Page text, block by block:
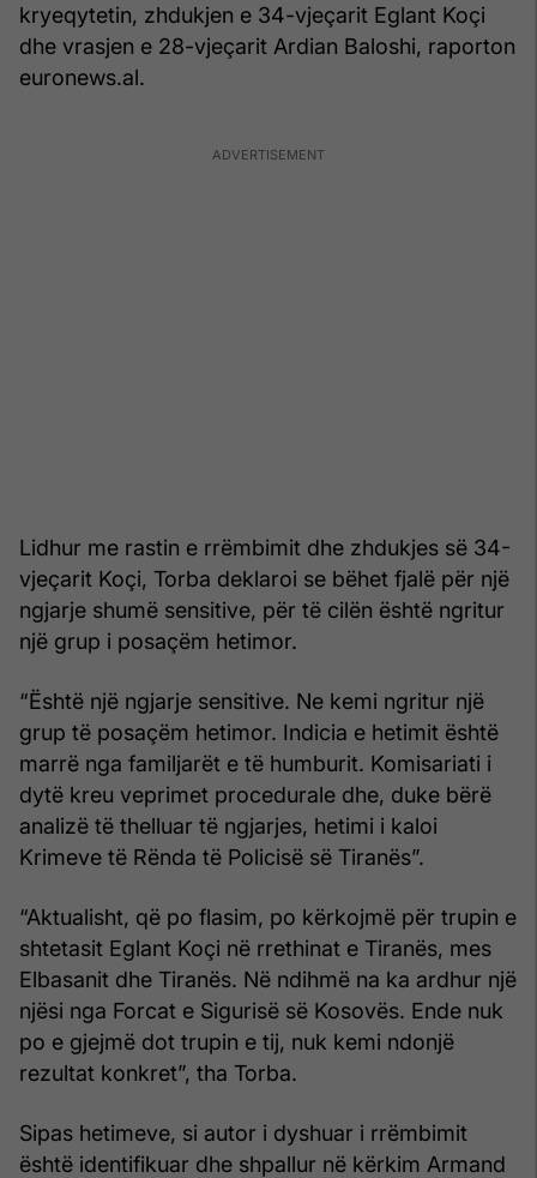
kryeqytetin, zhdukjen e 34-vjeçarit Eglant Koçi
dhe vrasjen e 28-vjeçarit Ardian Baloshi, raporton
euronews.al.
Lidhur me rastin e rrëmbimit dhe zhdukjes së 34-
vjeçarit Koçi, Torba deklaroi se bëhet fjalë për një
ngjarje shumë sensitive, për të cilën është ngritur
një grup i posaçëm hetimor.
“Është një ngjarje sensitive. Ne kemi ngritur një
grup të posaçëm hetimor. Indicia e hetimit është
marrë nga familjarët e të humburit. Komisariati i
dytë kreu veprimet procedurale dhe, duke bërë
analizë të thelluar të ngjarjes, hetimi i kaloi
Krimeve të Rënda të Policisë së Tiranës”.
“Aktualisht, që po flasim, po kërkojmë për trupin e
shtetasit Eglant Koçi në rrethinat e Tiranës, mes
Elbasanit dhe Tiranës. Në ndihmë na ka ardhur një
njësi nga Forcat e Sigurisë së Kosovës. Ende nuk
po e gjejmë dot trupin e tij, nuk kemi ndonjë
rezultat konkret”, tha Torba.
Sipas hetimeve, si autor i dyshuar i rrëmbimit
është identifikuar dhe shpallur në kërkim Armand